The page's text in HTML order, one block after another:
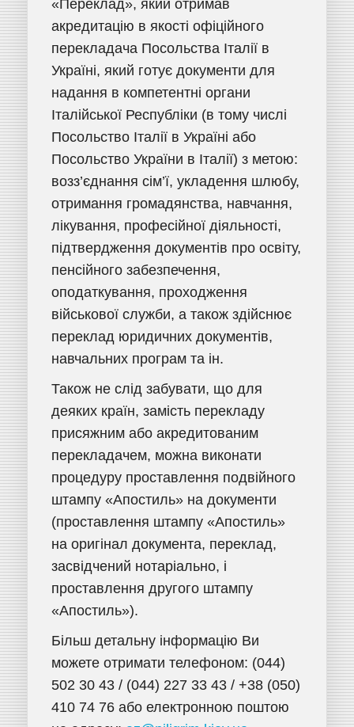
«Переклад», який отримав
акредитацію в якості офіційного
перекладача Посольства Італії в
Україні, який готує документи для
надання в компетентні органи
Італійської Республіки (в тому числі
Посольство Італії в Україні або
Посольство України в Італії) з метою:
возз’єднання сім’ї, укладення шлюбу,
отримання громадянства, навчання,
лікування, професійної діяльності,
підтвердження документів про освіту,
пенсійного забезпечення,
оподаткування, проходження
військової служби, а також здійснює
переклад юридичних документів,
навчальних програм та ін.
Також не слід забувати, що для
деяких країн, замість перекладу
присяжним або акредитованим
перекладачем, можна виконати
процедуру проставлення подвійного
штампу «Апостиль» на документи
(проставлення штампу «Апостиль»
на оригінал документа, переклад,
засвідчений нотаріально, і
проставлення другого штампу
«Апостиль»).
Більш детальну інформацію Ви
можете отримати телефоном: (044)
502 30 43 / (044) 227 33 43 / +38 (050)
410 74 76 або електронною поштою